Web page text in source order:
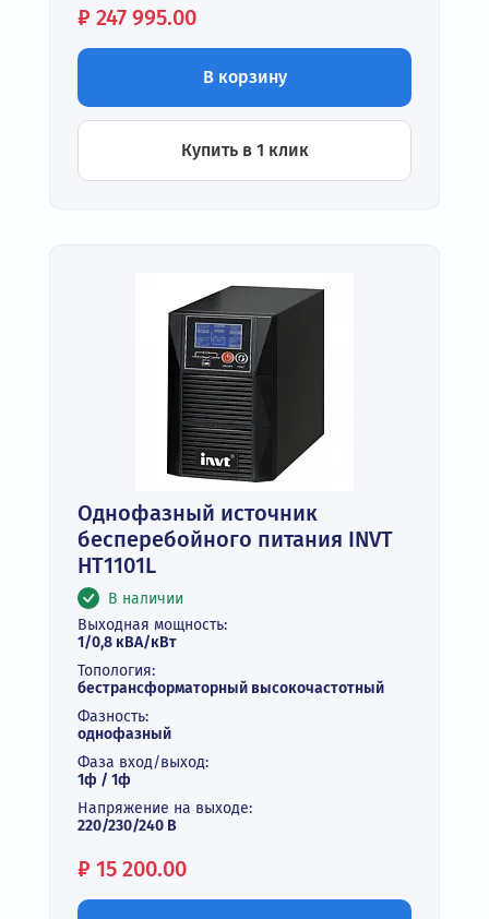
Цена:
₽ 247 995.00
В корзину
Купить в 1 клик
Однофазный источник
бесперебойного питания INVT
HT1101L
В наличии
Выходная мощность:
1/0,8 кВА/кВт
Топология:
бестрансформаторный высокочастотный
Фазность:
однофазный
Фаза вход/выход:
1ф / 1ф
Напряжение на выходе:
220/230/240 В
Цена:
₽ 15 200.00